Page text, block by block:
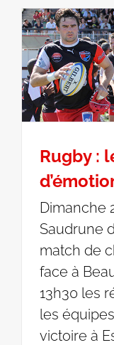
Rugby :
Dimanche
Saudrune
match de
face à
13h30 les
les
victoire à